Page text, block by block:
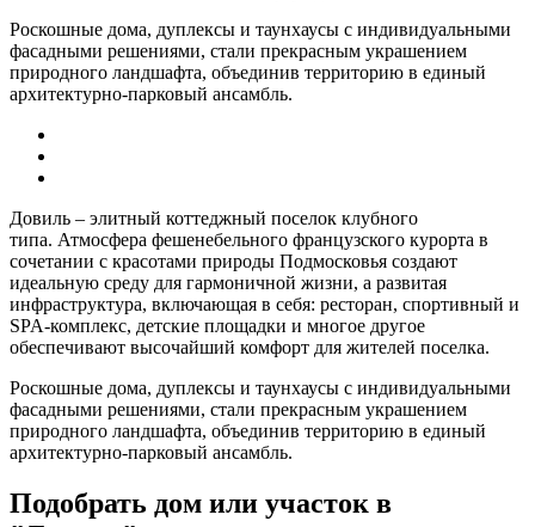
Роскошные дома, дуплексы и таунхаусы с индивидуальными
фасадными решениями, стали прекрасным украшением
природного ландшафта, объединив территорию в единый
архитектурно-парковый ансамбль.
Довиль – элитный коттеджный поселок клубного
типа. Атмосфера фешенебельного французского курорта в
сочетании с красотами природы Подмосковья создают
идеальную среду для гармоничной жизни, а развитая
инфраструктура, включающая в себя: ресторан, спортивный и
SPA-комплекс, детские площадки и многое другое
обеспечивают высочайший комфорт для жителей поселка.
Роскошные дома, дуплексы и таунхаусы с индивидуальными
фасадными решениями, стали прекрасным украшением
природного ландшафта, объединив территорию в единый
архитектурно-парковый ансамбль.
Подобрать дом или участок в